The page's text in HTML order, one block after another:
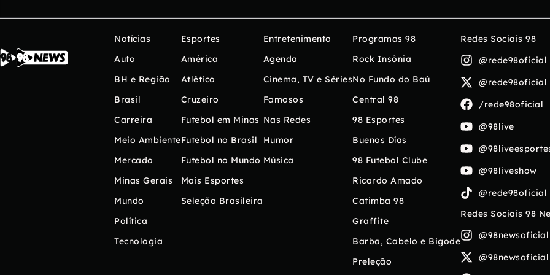
Notícias
Auto
BH e Região
Brasil
Carreira
Meio Ambiente
Mercado
Minas Gerais
Mundo
Política
Tecnologia
Esportes
América
Atlético
Cruzeiro
Futebol em Minas
Futebol no Brasil
Futebol no Mundo
Mais Esportes
Seleção Brasileira
Entretenimento
Agenda
Cinema, TV e Séries
Famosos
Nas Redes
Humor
Música
Programas 98
Rock Insônia
No Fundo do Baú
Central 98
98 Esportes
Buenos Días
98 Futebol Clube
Ricardo Amado
Catimba 98
Graffite
Barba, Cabelo e Bigode
Preleção
Redes Sociais 98
@rede98oficial
@rede98oficial
/rede98oficial
@98live
@98liveshow
@rede98oficial
Redes Sociais 98
@98newsoficial
@98newsoficial